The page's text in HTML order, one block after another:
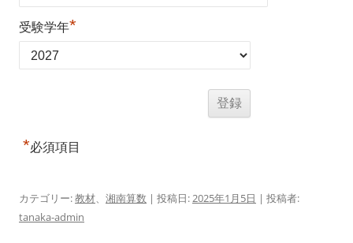
受験学年*
*必須項目
カテゴリー:教材、 湘南算数 | 投稿日:2025年1月5日 | 投稿者:
tanaka-admin